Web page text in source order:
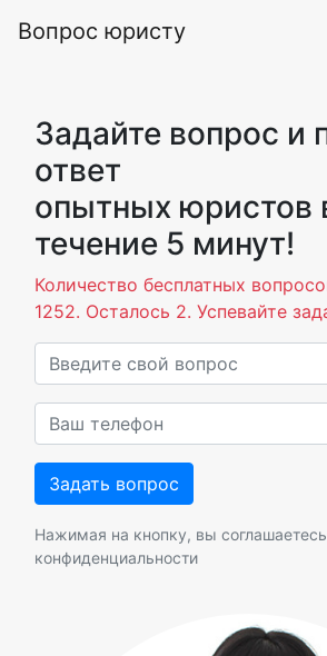
Вопрос юристу
Задайте вопрос и
ответ
опытных юристов
течение 5 минут!
Количество бесплатных
1252. Осталось 2. Успевайте
Нажимая на кнопку, вы
конфиденциальности